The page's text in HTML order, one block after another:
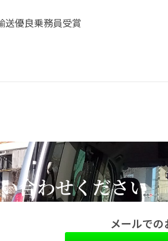
優良乗務員受賞
合わせください
メールで